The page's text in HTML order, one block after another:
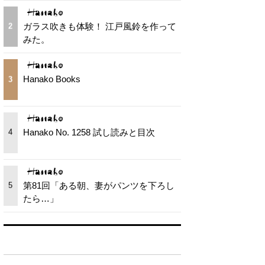
2
ガラス吹きも体験！ 江戸風鈴を作って
みた。
3 Hanako Books
4 Hanako No. 1258 試し読みと目次
5
第81回「ある朝、妻がパンツを下ろし
たら…」